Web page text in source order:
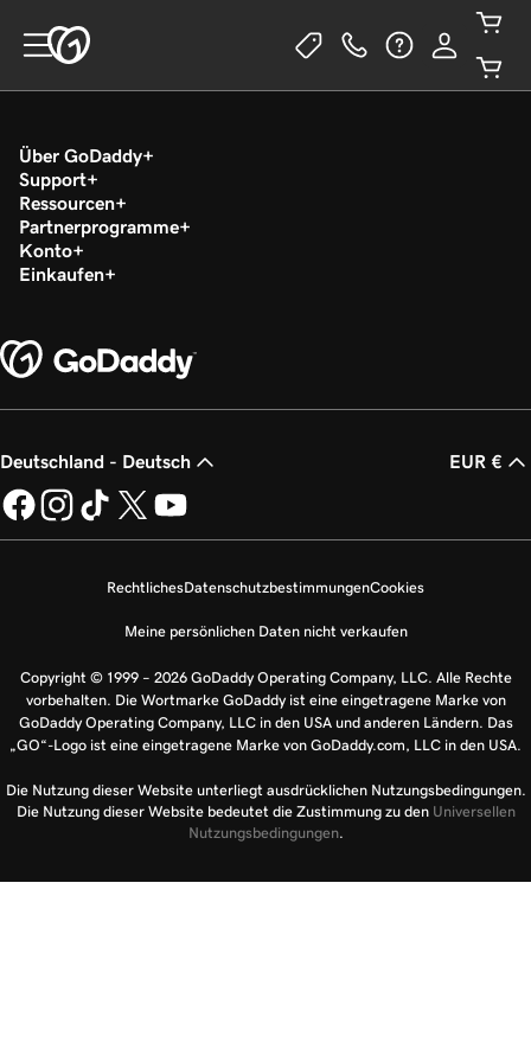
Über GoDaddy
Support
Ressourcen
Partnerprogramme
Konto
Einkaufen
Deutschland - Deutsch EUR €
RechtlichesDatenschutzbestimmungenCookies
Meine persönlichen Daten nicht verkaufen
Copyright © 1999 – 2026 GoDaddy Operating Company, LLC. Alle Rechte
vorbehalten. Die Wortmarke GoDaddy ist eine eingetragene Marke von
GoDaddy Operating Company, LLC in den USA und anderen Ländern. Das
„GO“-Logo ist eine eingetragene Marke von GoDaddy.com, LLC in den USA.
Die Nutzung dieser Website unterliegt ausdrücklichen Nutzungsbedingungen.
Die Nutzung dieser Website bedeutet die Zustimmung zu den Universellen
Nutzungsbedingungen.